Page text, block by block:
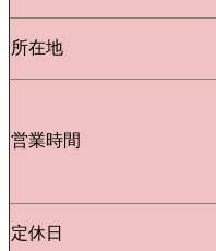
所在地
営業時間
定休日